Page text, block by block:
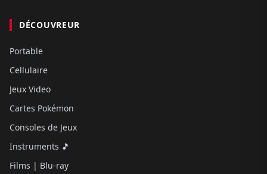
DÉCOUVREUR
Portable
Cellulaire
Jeux Video
Cartes Pokémon
Consoles de Jeux
Instruments 🎵
Films | Blu-ray